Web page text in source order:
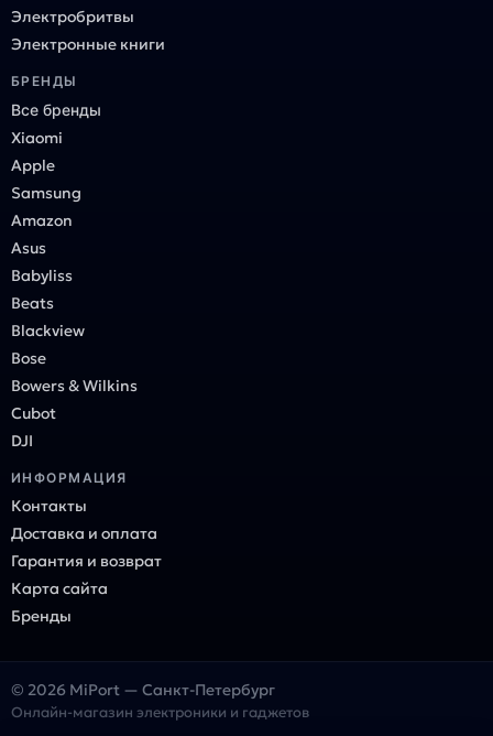
Электробритвы
Электронные книги
БРЕНДЫ
Все бренды
Xiaomi
Apple
Samsung
Amazon
Asus
Babyliss
Beats
Blackview
Bose
Bowers & Wilkins
Cubot
DJI
ИНФОРМАЦИЯ
Контакты
Доставка и оплата
Гарантия и возврат
Карта сайта
Бренды
© 2026 MiPort — Санкт-Петербург
Онлайн-магазин электроники и гаджетов